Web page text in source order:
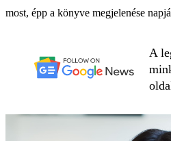
most, épp a könyve megjelenése
A